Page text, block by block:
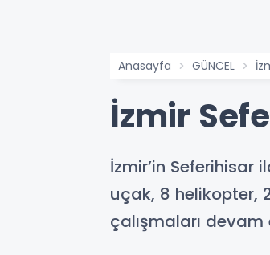
Anasayfa GÜNCEL
İzmir
İzmir’in Seferihisar
uçak, 8 helikopter,
çalışmaları devam